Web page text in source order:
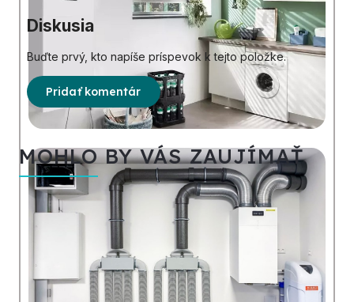
Diskusia
Buďte prvý, kto napíše príspevok k tejto položke.
Pridať komentár
MOHLO BY VÁS ZAUJÍMAŤ